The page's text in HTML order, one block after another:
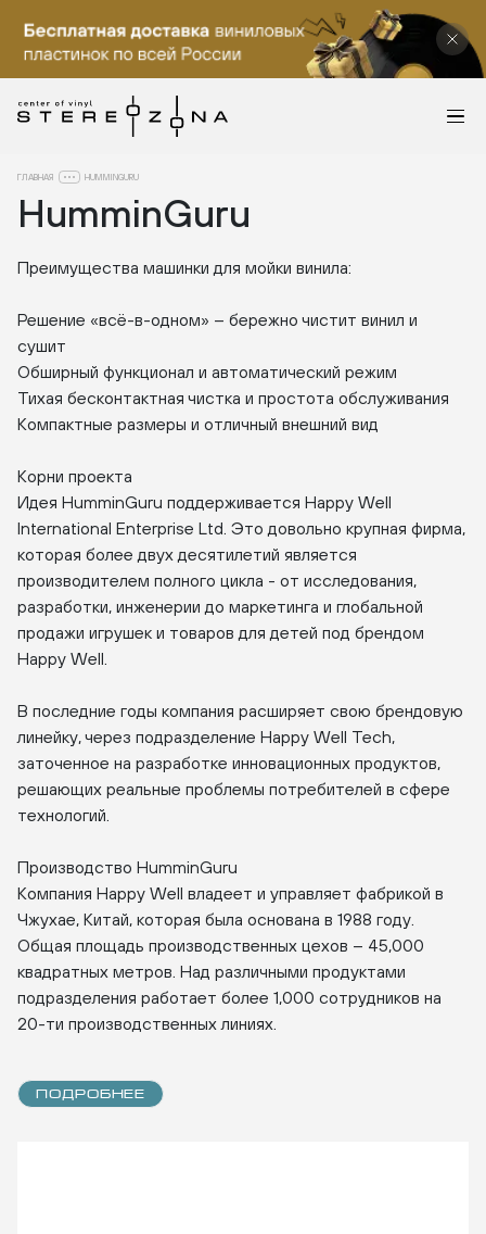
ГЛАВНАЯ HUMMINGURU
HumminGuru
Преимущества машинки для мойки винила:
Решение «всё-в-одном» – бережно чистит винил и
сушит
Обширный функционал и автоматический режим
Тихая бесконтактная чистка и простота обслуживания
Компактные размеры и отличный внешний вид
Корни проекта
Идея HumminGuru поддерживается Happy Well
International Enterprise Ltd. Это довольно крупная фирма,
которая более двух десятилетий является
производителем полного цикла - от исследования,
разработки, инженерии до маркетинга и глобальной
продажи игрушек и товаров для детей под брендом
Happy Well.
В последние годы компания расширяет свою брендовую
линейку, через подразделение Happy Well Tech,
заточенное на разработке инновационных продуктов,
решающих реальные проблемы потребителей в сфере
технологий.
Производство HumminGuru
Компания Happy Well владеет и управляет фабрикой в
Чжухае, Китай, которая была основана в 1988 году.
Общая площадь производственных цехов – 45,000
квадратных метров. Над различными продуктами
подразделения работает более 1,000 сотрудников на
20-ти производственных линиях.
ПОДРОБНЕЕ